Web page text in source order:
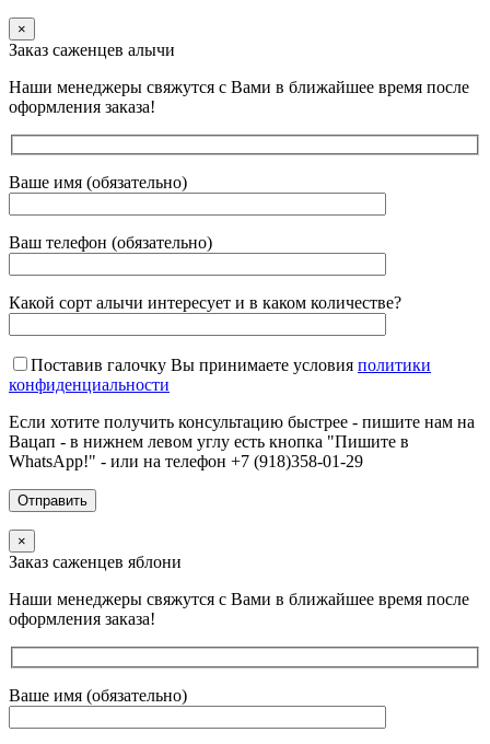
×
Заказ саженцев алычи
Наши менеджеры свяжутся с Вами в ближайшее время после
оформления заказа!
Ваше имя (обязательно)
Ваш телефон (обязательно)
Какой сорт алычи интересует и в каком количестве?
Поставив галочку Вы принимаете условия политики
конфиденциальности
Если хотите получить консультацию быстрее - пишите нам на
Вацап - в нижнем левом углу есть кнопка "Пишите в
WhatsApp!" - или на телефон +7 (918)358-01-29
×
Заказ саженцев яблони
Наши менеджеры свяжутся с Вами в ближайшее время после
оформления заказа!
Ваше имя (обязательно)